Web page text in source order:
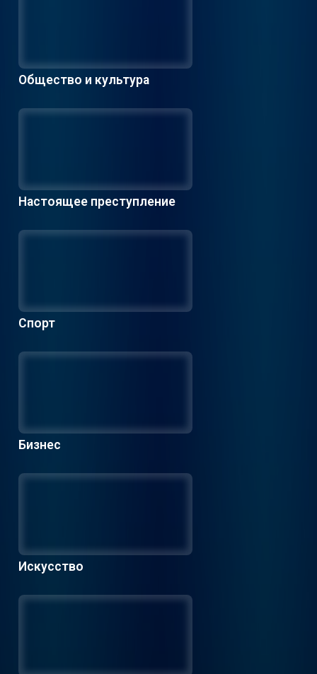
Общество и культура
Настоящее преступление
Спорт
Бизнес
Искусство